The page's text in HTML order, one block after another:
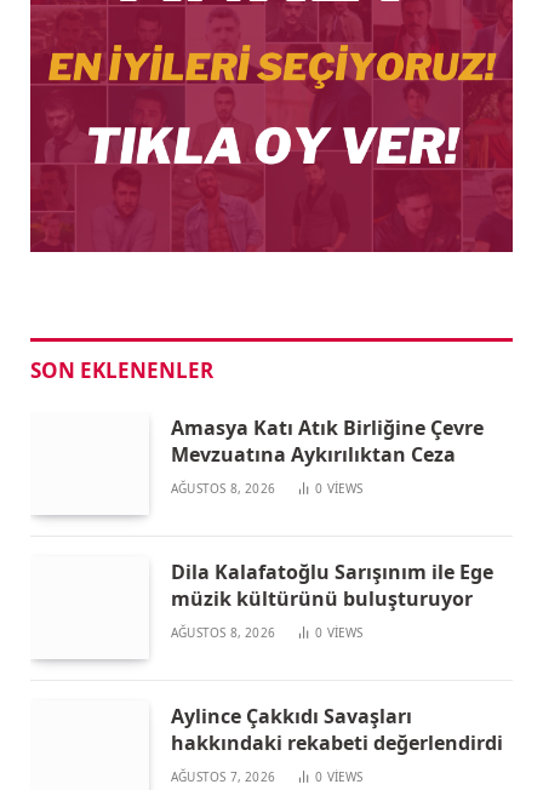
SON EKLENENLER
Amasya Katı Atık Birliğine Çevre
Mevzuatına Aykırılıktan Ceza
AĞUSTOS 8, 2026 0 VIEWS
Dila Kalafatoğlu Sarışınım ile Ege
müzik kültürünü buluşturuyor
AĞUSTOS 8, 2026 0 VIEWS
Aylince Çakkıdı Savaşları
hakkındaki rekabeti değerlendirdi
AĞUSTOS 7, 2026 0 VIEWS